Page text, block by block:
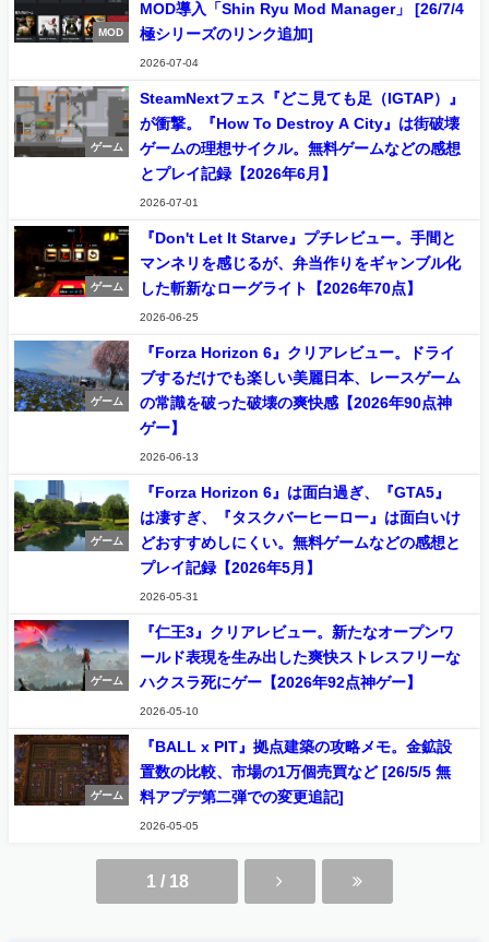
MOD
MOD導入「Shin Ryu Mod Manager」 [26/7/4
極シリーズのリンク追加]
2026-07-04
ゲーム
SteamNextフェス『どこ見ても足（IGTAP）』
が衝撃。『How To Destroy A City』は街破壊
ゲームの理想サイクル。無料ゲームなどの感想
とプレイ記録【2026年6月】
2026-07-01
ゲーム
『Don't Let It Starve』プチレビュー。手間と
マンネリを感じるが、弁当作りをギャンブル化
した斬新なローグライト【2026年70点】
2026-06-25
ゲーム
『Forza Horizon 6』クリアレビュー。ドライ
ブするだけでも楽しい美麗日本、レースゲーム
の常識を破った破壊の爽快感【2026年90点神
ゲー】
2026-06-13
ゲーム
『Forza Horizon 6』は面白過ぎ、『GTA5』
は凄すぎ、『タスクバーヒーロー』は面白いけ
どおすすめしにくい。無料ゲームなどの感想と
プレイ記録【2026年5月】
2026-05-31
ゲーム
『仁王3』クリアレビュー。新たなオープンワ
ールド表現を生み出した爽快ストレスフリーな
ハクスラ死にゲー【2026年92点神ゲー】
2026-05-10
ゲーム
『BALL x PIT』拠点建築の攻略メモ。金鉱設
置数の比較、市場の1万個売買など [26/5/5 無
料アプデ第二弾での変更追記]
2026-05-05
1 / 18